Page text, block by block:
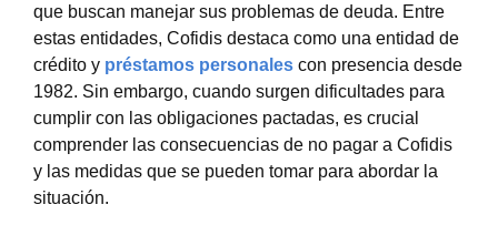
que buscan manejar sus problemas de deuda. Entre
estas entidades, Cofidis destaca como una entidad de
crédito y préstamos personales con presencia desde
1982. Sin embargo, cuando surgen dificultades para
cumplir con las obligaciones pactadas, es crucial
comprender las consecuencias de no pagar a Cofidis
y las medidas que se pueden tomar para abordar la
situación.